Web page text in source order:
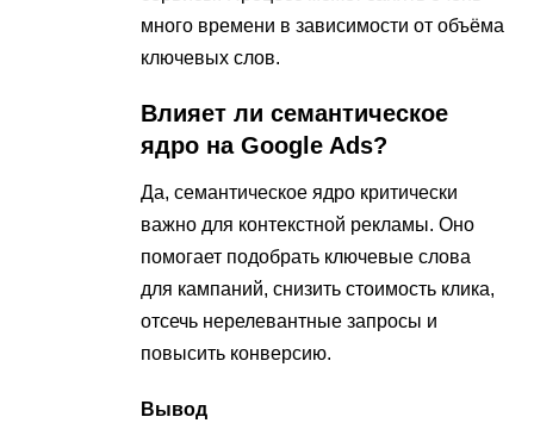
много времени в зависимости от объёма
ключевых слов.
Влияет ли семантическое
ядро на Google Ads?
Да, семантическое ядро критически
важно для контекстной рекламы. Оно
помогает подобрать ключевые слова
для кампаний, снизить стоимость клика,
отсечь нерелевантные запросы и
повысить конверсию.
Вывод